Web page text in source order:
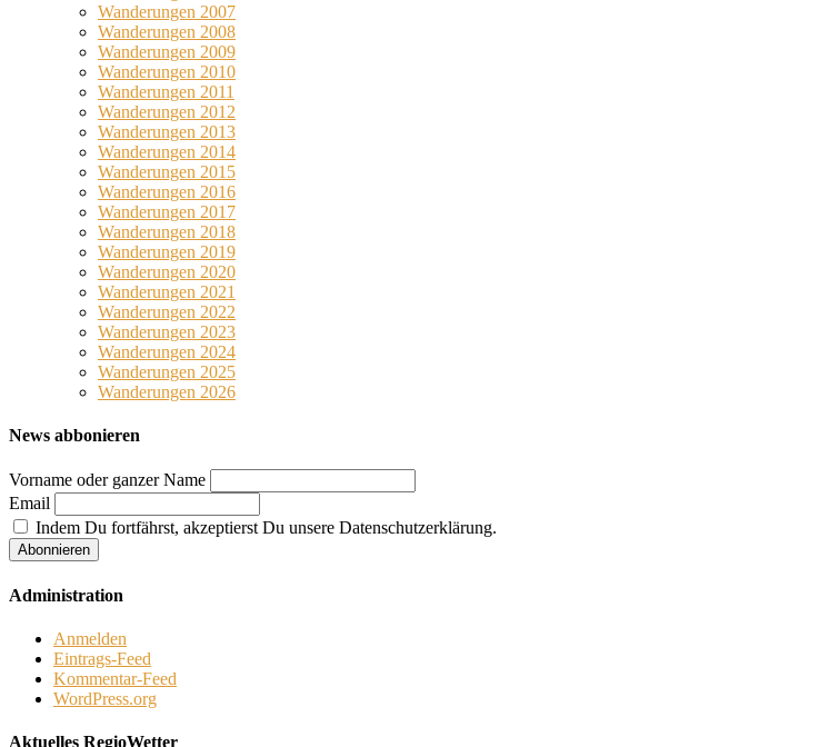
Wanderungen 2007
Wanderungen 2008
Wanderungen 2009
Wanderungen 2010
Wanderungen 2011
Wanderungen 2012
Wanderungen 2013
Wanderungen 2014
Wanderungen 2015
Wanderungen 2016
Wanderungen 2017
Wanderungen 2018
Wanderungen 2019
Wanderungen 2020
Wanderungen 2021
Wanderungen 2022
Wanderungen 2023
Wanderungen 2024
Wanderungen 2025
Wanderungen 2026
News abbonieren
Vorname oder ganzer Name
Email
Indem Du fortfährst, akzeptierst Du unsere Datenschutzerklärung.
Administration
Anmelden
Eintrags-Feed
Kommentar-Feed
WordPress.org
Aktuelles RegioWetter